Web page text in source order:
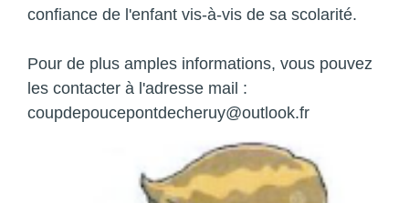
confiance de l'enfant vis-à-vis de sa scolarité.
Pour de plus amples informations, vous pouvez
les contacter à l'adresse mail :
coupdepoucepontdecheruy@outlook.fr